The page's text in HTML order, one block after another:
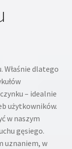
Właśnie dlatego
– idealnie
użytkowników.
w naszym
gęsiego.
uznaniem, w